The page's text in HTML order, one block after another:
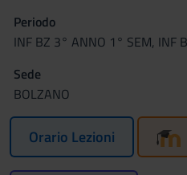
Periodo
INF BZ 3° ANNO 1° SEM, INF
Sede
BOLZANO
Orario Lezioni